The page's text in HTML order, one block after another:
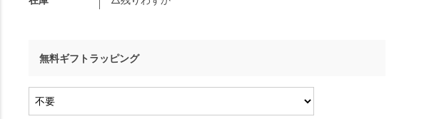
無料ギフトラッピング